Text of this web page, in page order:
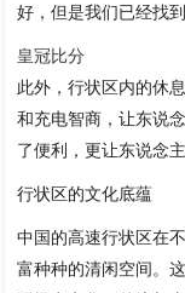
好，但是我们已经找
皇冠比分
此外，行状区内的休
和充电智商，让东说
了便利，更让东说念
行状区的文化底蕴
中国的高速行状区在
富种种的清闲空间。